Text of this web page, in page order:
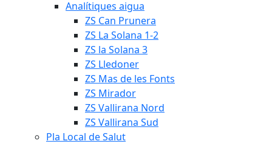
Analítiques aigua
ZS Can Prunera
ZS La Solana 1-2
ZS la Solana 3
ZS Lledoner
ZS Mas de les Fonts
ZS Mirador
ZS Vallirana Nord
ZS Vallirana Sud
Pla Local de Salut